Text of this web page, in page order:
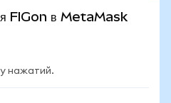
FIGon в MetaMask
нажатий.